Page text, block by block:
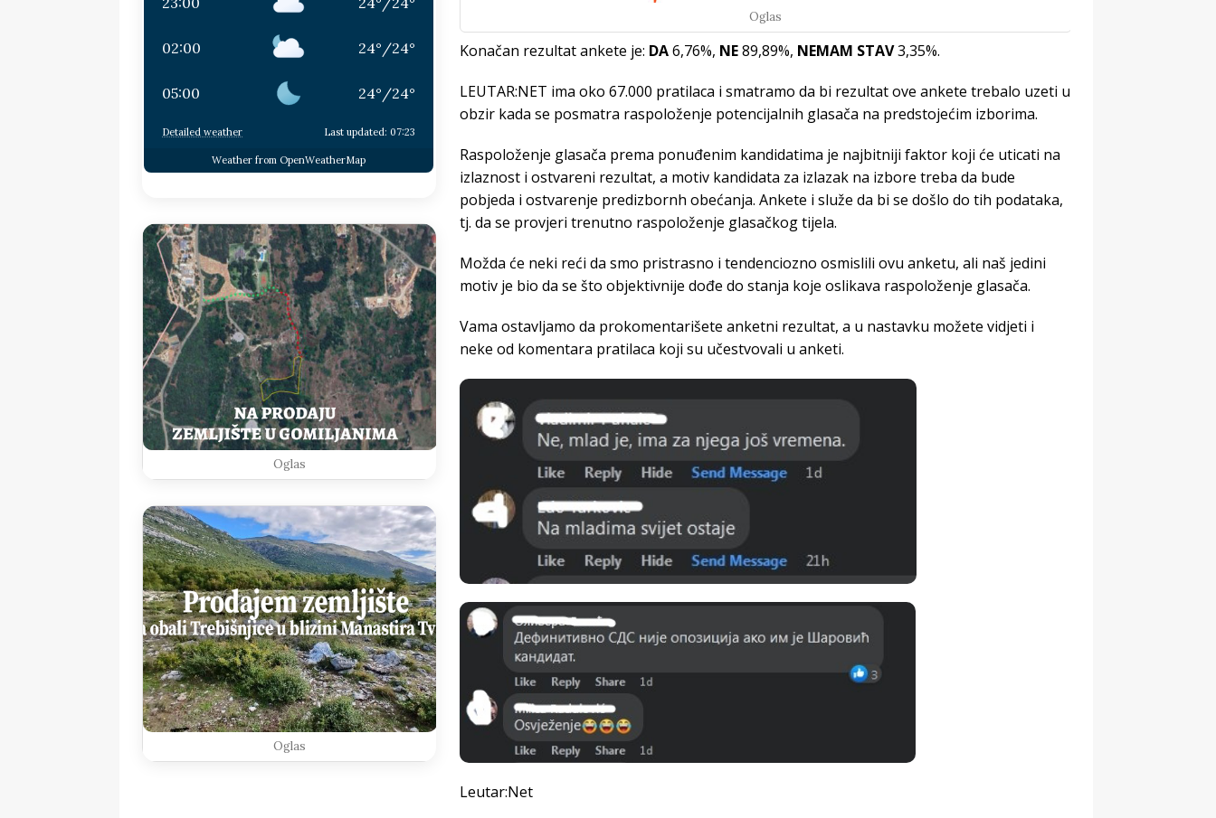
Oglas
Konačan rezultat ankete je: DA6,76%, NE89,89%, NEMAM STAV3,35%.
LEUTAR:NET ima oko 67.000 pratilaca i smatramo da bi rezultat ove ankete trebalo uzeti u
obzir kada se posmatra raspoloženje potencijalnih glasača na predstojećim izborima.
Raspoloženje glasača prema ponuđenim kandidatima je najbitniji faktor koji će uticati na
izlaznost i ostvareni rezultat, a motiv kandidata za izlazak na izbore treba da bude
pobjeda i ostvarenje predizbornh obećanja. Ankete i služe da bi se došlo do tih podataka,
tj. da se provjeri trenutno raspoloženje glasačkog tijela.
Možda će neki reći da smo pristrasno i tendenciozno osmislili ovu anketu, ali naš jedini
motiv je bio da se što objektivnije dođe do stanja koje oslikava raspoloženje glasača.
Vama ostavljamo da prokomentarišete anketni rezultat, a u nastavku možete vidjeti i
neke od komentara pratilaca koji su učestvovali u anketi.
Leutar:Net
02:00 24° /24°
05:00 24° /24°
Detailed weather Last updated: 07:23
Weather from OpenWeatherMap
Oglas
Oglas